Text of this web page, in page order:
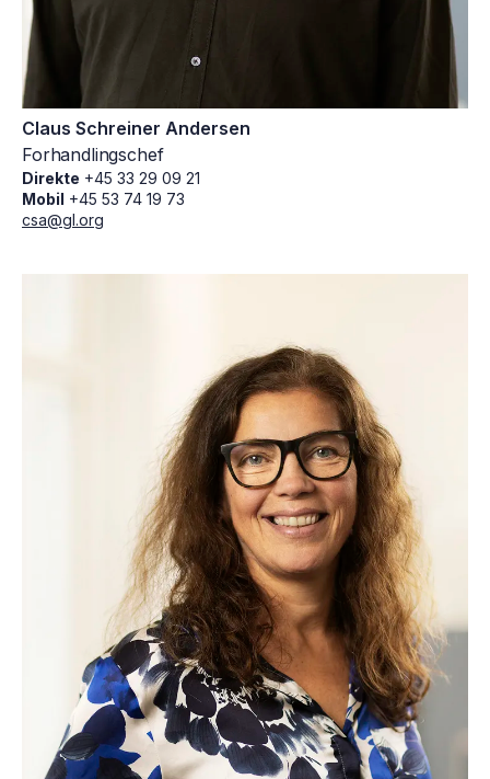
Claus Schreiner Andersen
Forhandlingschef
Direkte +45 33 29 09 21
Mobil +45 53 74 19 73
csa@gl.org